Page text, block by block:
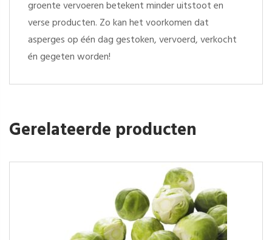
groente vervoeren betekent minder uitstoot en
verse producten. Zo kan het voorkomen dat
asperges op één dag gestoken, vervoerd, verkocht
én gegeten worden!
Gerelateerde producten